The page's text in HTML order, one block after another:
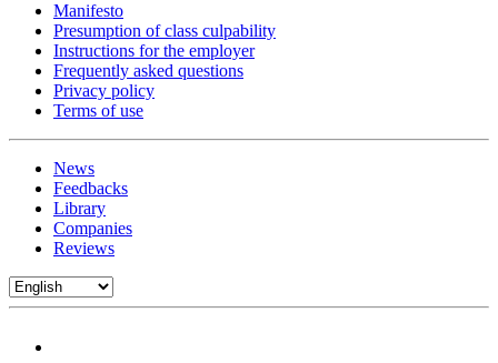
Manifesto
Presumption of class culpability
Instructions for the employer
Frequently asked questions
Privacy policy
Terms of use
News
Feedbacks
Library
Companies
Reviews